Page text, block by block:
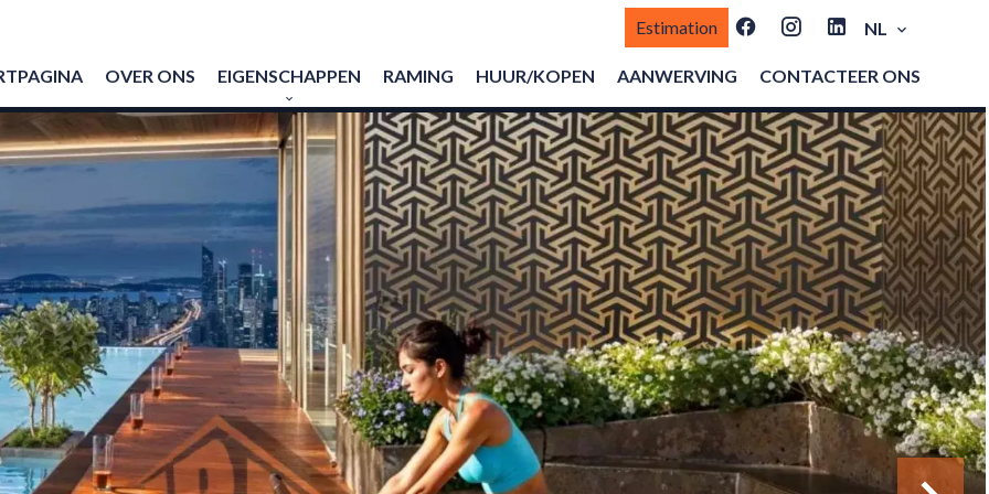
Estimation NL
OVER ONS EIGENSCHAPPEN RAMING HUUR/KOPEN AANWERVING CONTACTEER ONS